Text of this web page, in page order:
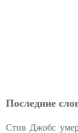
Последние
Стив Джобс умер